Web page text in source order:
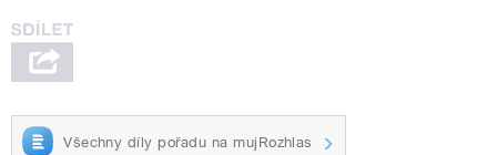
Všechny díly pořadu na mujRozhlas